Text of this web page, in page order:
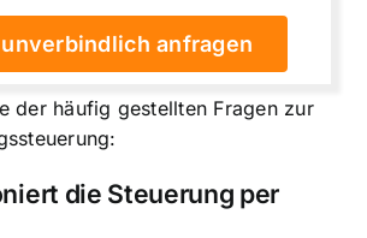
anfragen
der häufig gestellten Fragen zur
die Steuerung per